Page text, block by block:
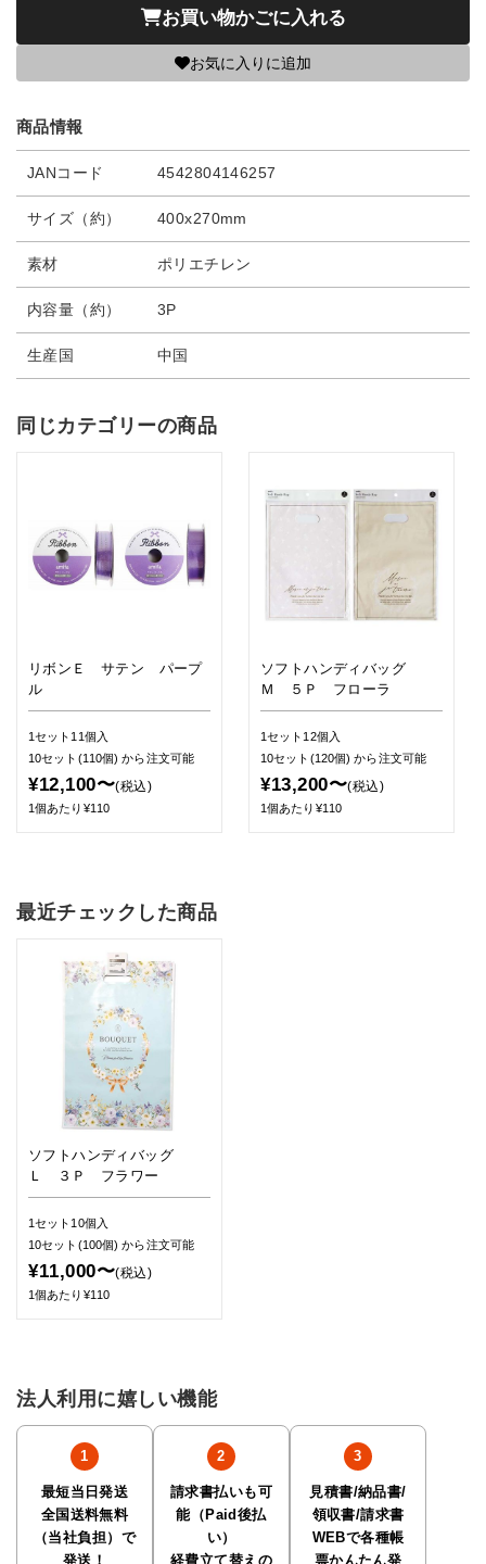
お買い物かごに入れる
お気に入りに追加
商品情報
JANコード 4542804146257
サイズ（約） 400x270mm
素材 ポリエチレン
内容量（約） 3P
生産国 中国
同じカテゴリーの商品
リボンＥ サテン パープ
ル
1セット11個入
10セット(110個)から注文可能
¥12,100〜(税込)
1個あたり¥110
ソフトハンディバッグ
Ｍ ５Ｐ フローラ
1セット12個入
10セット(120個)から注文可能
¥13,200〜(税込)
1個あたり¥110
最近チェックした商品
ソフトハンディバッグ
Ｌ ３Ｐ フラワー
1セット10個入
10セット(100個)から注文可能
¥11,000〜(税込)
1個あたり¥110
法人利用に嬉しい機能
最短当日発送
全国送料無料
（当社負担）で
発送！
請求書払いも可
能（Paid後払
い）
経費立て替えの
見積書/納品書/
領収書/請求書
WEBで各種帳
票かんたん発